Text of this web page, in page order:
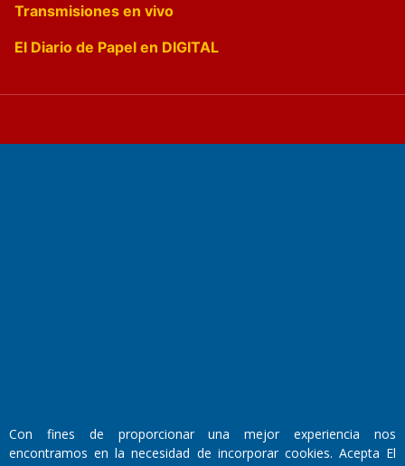
Transmisiones en vivo
El Diario de Papel en DIGITAL
Con fines de proporcionar una mejor experiencia nos
encontramos en la necesidad de incorporar cookies. Acepta El